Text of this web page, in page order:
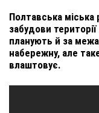
Полтавська
забудови
планують й за
набережну, але
влаштовує.